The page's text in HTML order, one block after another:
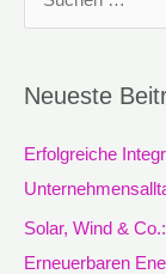
h
e
n
Neueste
Erfolgreiche
Solar, Wind &
Erneuerbaren